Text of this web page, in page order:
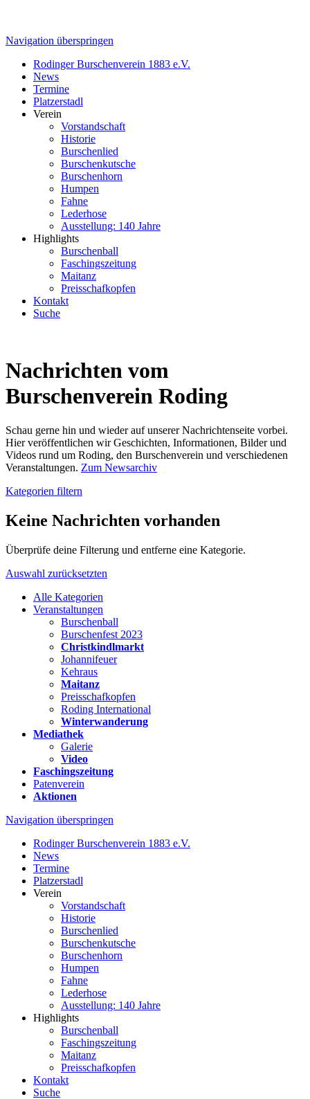
Navigation überspringen
Rodinger Burschenverein 1883 e.V.
News
Termine
Platzerstadl
Verein
Vorstandschaft
Historie
Burschenlied
Burschenkutsche
Burschenhorn
Humpen
Fahne
Lederhose
Ausstellung: 140 Jahre
Highlights
Burschenball
Faschingszeitung
Maitanz
Preisschafkopfen
Kontakt
Suche
Nachrichten vom
Burschenverein Roding
Schau gerne hin und wieder auf unserer Nachrichtenseite vorbei.
Hier veröffentlichen wir Geschichten, Informationen, Bilder und
Videos rund um Roding, den Burschenverein und verschiedenen
Veranstaltungen. Zum Newsarchiv
Kategorien filtern
Keine Nachrichten vorhanden
Überprüfe deine Filterung und entferne eine Kategorie.
Auswahl zurücksetzten
Alle Kategorien
Veranstaltungen
Burschenball
Burschenfest 2023
Christkindlmarkt
Johannifeuer
Kehraus
Maitanz
Preisschafkopfen
Roding International
Winterwanderung
Mediathek
Galerie
Video
Faschingszeitung
Patenverein
Aktionen
Navigation überspringen
Rodinger Burschenverein 1883 e.V.
News
Termine
Platzerstadl
Verein
Vorstandschaft
Historie
Burschenlied
Burschenkutsche
Burschenhorn
Humpen
Fahne
Lederhose
Ausstellung: 140 Jahre
Highlights
Burschenball
Faschingszeitung
Maitanz
Preisschafkopfen
Kontakt
Suche